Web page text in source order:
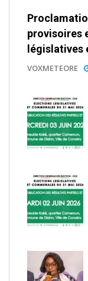
provisoires
législatives
VOXMETEORE